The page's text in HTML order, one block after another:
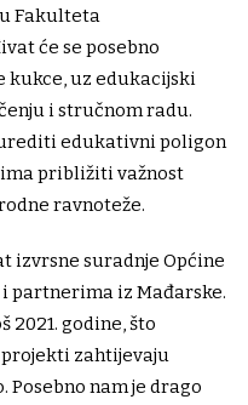
Fakulteta
će se posebno
kukce, uz edukacijski
i stručnom radu.
edukativni poligon
približiti važnost
ravnoteže.
izvrsne suradnje Općine
partnerima iz Mađarske.
2021. godine, što
zahtijevaju
nam je drago